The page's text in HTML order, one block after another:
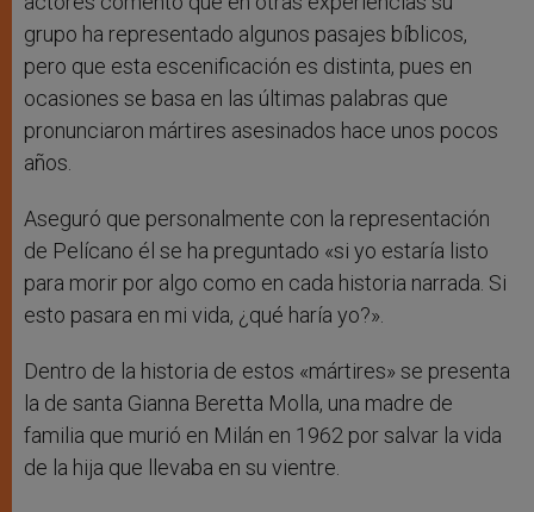
grupo ha representado algunos pasajes bíblicos,
pero que esta escenificación es distinta, pues en
ocasiones se basa en las últimas palabras que
pronunciaron mártires asesinados hace unos pocos
años.
Aseguró que personalmente con la representación
de Pelícano él se ha preguntado «si yo estaría listo
para morir por algo como en cada historia narrada. Si
esto pasara en mi vida, ¿qué haría yo?».
Dentro de la historia de estos «mártires» se presenta
la de santa Gianna Beretta Molla, una madre de
familia que murió en Milán en 1962 por salvar la vida
de la hija que llevaba en su vientre.